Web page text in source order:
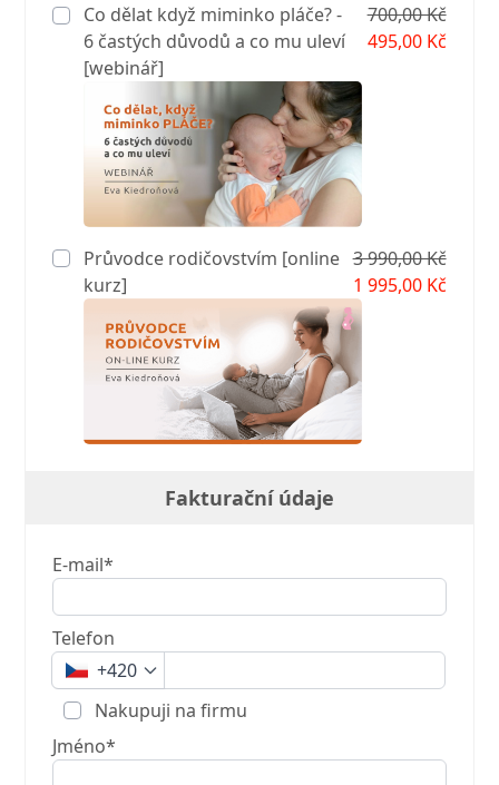
Co dělat když miminko pláče? -
6 častých důvodů a co mu uleví
[webinář]
700,00 Kč
495,00 Kč
Průvodce rodičovstvím [online
kurz]
3 990,00 Kč
1 995,00 Kč
Fakturační údaje
E-mail*
Telefon
+420
Nakupuji na firmu
Jméno*